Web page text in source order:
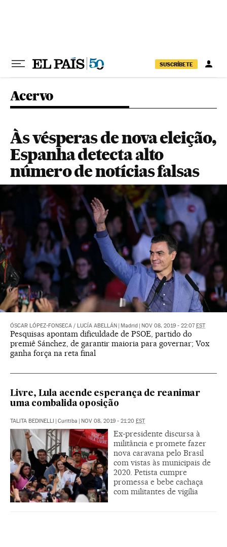
SUSCRÍBETE
Acervo
Às vésperas de nova eleição,
Espanha detecta alto
número de notícias falsas
ÓSCAR LÓPEZ-FONSECA / LUCÍA ABELLÁN Madrid NOV 08, 2019 - 22:07 EST
Pesquisas apontam dificuldade de PSOE, partido do
premiê Sánchez, de garantir maioria para governar; Vox
ganha força na reta final
Livre, Lula acende esperança de reanimar
uma combalida oposição
TALITA BEDINELLI Curitiba NOV 08, 2019 - 21:20 EST
Ex-presidente discursa à
militância e promete fazer
nova caravana pelo Brasil
com vistas às municipais de
2020. Petista cumpre
promessa e bebe cachaça
com militantes de vigília